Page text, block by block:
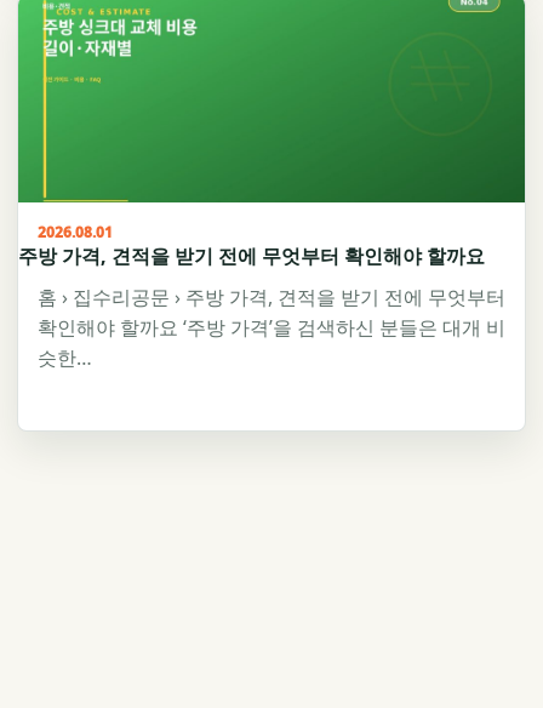
2026.08.01
주방 가격, 견적을 받기 전에 무엇부터 확인해야 할까요
홈 › 집수리공문 › 주방 가격, 견적을 받기 전에 무엇부터
확인해야 할까요 ‘주방 가격’을 검색하신 분들은 대개 비
슷한…